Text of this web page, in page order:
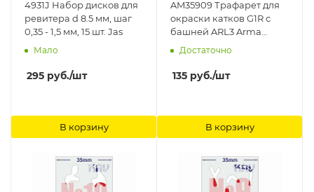
4931J Набор дисков для
ревитера d 8.5 мм, шаг
0,35 - 1,5 мм, 15 шт. Jas
Мало
295 руб./шт
В корзину
AM35909 Трафарет для
окраски катков G1R с
башней ARL3 Arma
Models
Достаточно
135 руб./шт
В корзину